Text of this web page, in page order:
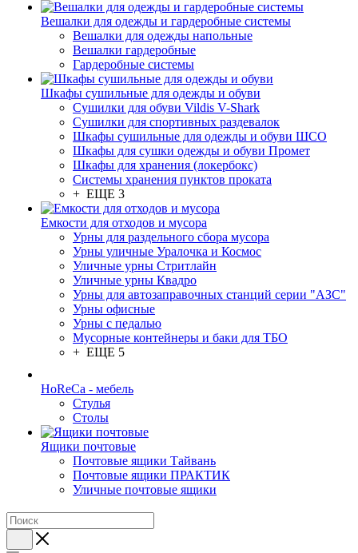
Вешалки для одежды и гардеробные системы
Вешалки для одежды напольные
Вешалки гардеробные
Гардеробные системы
Шкафы сушильные для одежды и обуви
Сушилки для обуви Vildis V-Shark
Сушилки для спортивных раздевалок
Шкафы сушильные для одежды и обуви ШСО
Шкафы для сушки одежды и обуви Промет
Шкафы для хранения (локербокс)
Системы хранения пунктов проката
+ ЕЩЕ 3
Емкости для отходов и мусора
Урны для раздельного сбора мусора
Урны уличные Уралочка и Космос
Уличные урны Стритлайн
Уличные урны Квадро
Урны для автозаправочных станций серии "АЗС"
Урны офисные
Урны с педалью
Мусорные контейнеры и баки для ТБО
+ ЕЩЕ 5
HoReCa - мебель
Стулья
Столы
Ящики почтовые
Почтовые ящики Тайвань
Почтовые ящики ПРАКТИК
Уличные почтовые ящики